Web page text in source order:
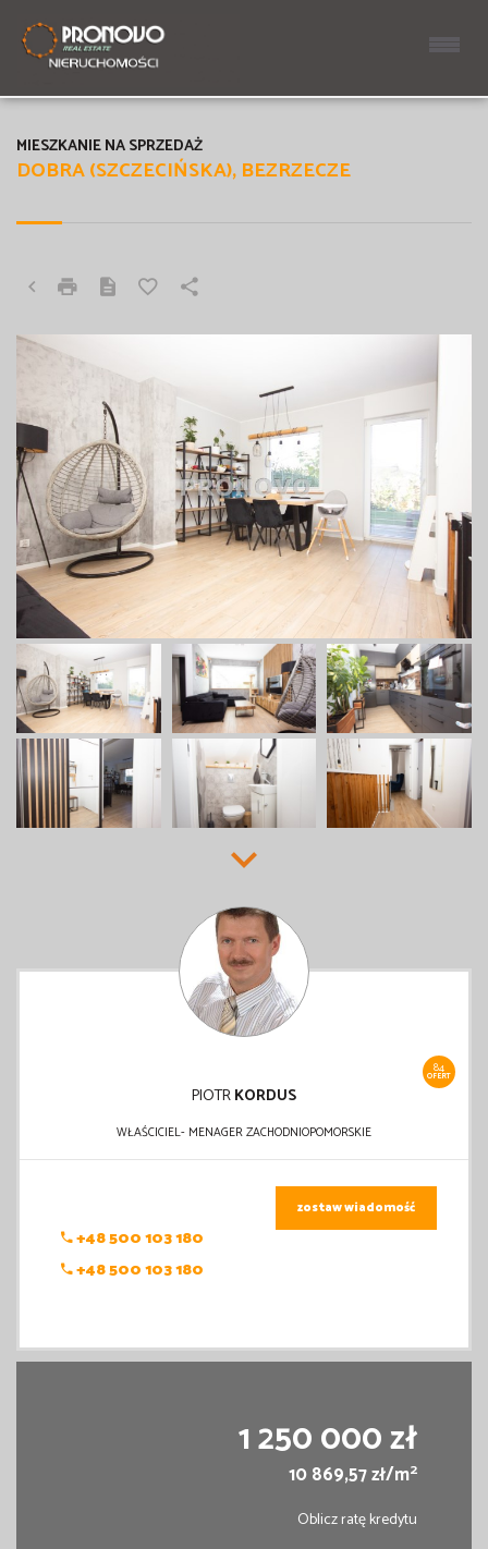
DOBRA (SZCZECIŃSKA), BEZRZECZE
MIESZKANIE NA SPRZEDAŻ
84
OFERT
PIOTRKORDUS
WŁAŚCICIEL- MENAGER ZACHODNIOPOMORSKIE
+48 500 103 180
+48 500 103 180
zostaw wiadomość
1 250 000 zł
10 869,57 zł/m2
Oblicz ratę kredytu